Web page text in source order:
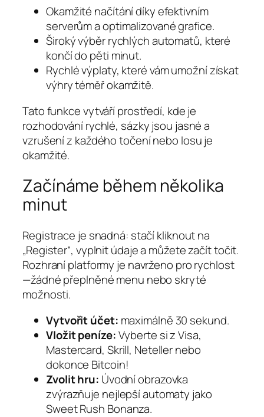
Okamžité načítání díky efektivním
serverům a optimalizované grafice.
Široký výběr rychlých automatů, které
končí do pěti minut.
Rychlé výplaty, které vám umožní získat
výhry téměř okamžitě.
Tato funkce vytváří prostředí, kde je
rozhodování rychlé, sázky jsou jasné a
vzrušení z každého točení nebo losu je
okamžité.
Začínáme během několika
minut
Registrace je snadná: stačí kliknout na
„Register“, vyplnit údaje a můžete začít točit.
Rozhraní platformy je navrženo pro rychlost
—žádné přeplněné menu nebo skryté
možnosti.
Vytvořit účet: maximálně 30 sekund.
Vložit peníze:Vyberte si z Visa,
Mastercard, Skrill, Neteller nebo
dokonce Bitcoin!
Zvolit hru: Úvodní obrazovka
zvýrazňuje nejlepší automaty jako
Sweet Rush Bonanza.